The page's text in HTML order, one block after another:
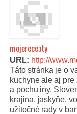
mojerecepty
URL: http://
Táto stránka je o
kuchyne ale aj
a pochutiny.
krajina, jaskyňe,
užitočné rady v